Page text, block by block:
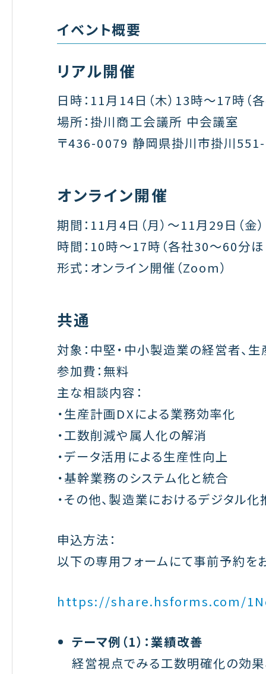
イベント概要
リアル開催
日時：11月14日（木）13時～17時（
場所：掛川商工会議所 中会議室
〒436-0079 静岡県掛川市掛川
オンライン開催
期間：11月4日（月）～11月29日（金）
時間：10時～17時（各社30〜60分ほ
形式：オンライン開催（Zoom）
共通
対象：中堅・中小製造業の経営者、
参加費：無料
主な相談内容：
・生産計画DXによる業務効率化
・工数削減や属人化の解消
・データ活用による生産性向上
・基幹業務のシステム化と統合
・その他、製造業におけるデジタル
申込方法：
以下の専用フォームにて事前予約を
https://share.hsforms.com/
テーマ例（1）：業績改善
経営視点でみる工数明確化の効